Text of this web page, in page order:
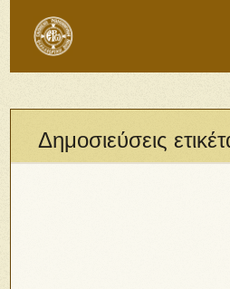
Δημοσιεύσεις